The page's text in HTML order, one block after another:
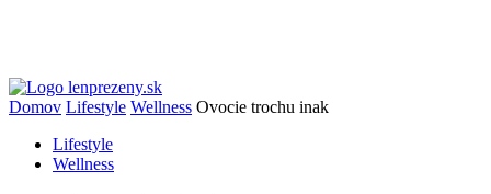
Domov Lifestyle Wellness Ovocie trochu inak
Lifestyle
Wellness